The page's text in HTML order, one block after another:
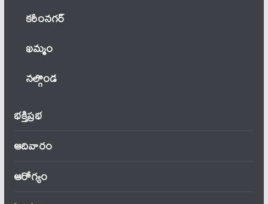
కరీంనగర్
ఖ‌మ్మం
నల్గొండ
భక్తిప్రభ
ఆదివారం
ఆరోగ్యం